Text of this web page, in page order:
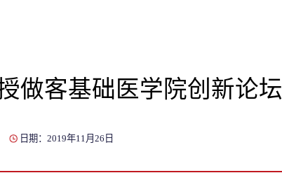
做客基础医学院创新论坛
日期：2019年11月26日